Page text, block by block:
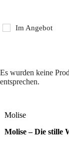
Es wurden keine
entsprechen.
Molise
Molise – Die stille
Im Angebot